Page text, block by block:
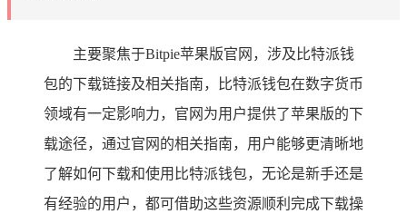
主要聚焦于Bitpie苹果版官网，涉及比特派钱
包的下载链接及相关指南，比特派钱包在数字货币
领域有一定影响力，官网为用户提供了苹果版的下
载途径，通过官网的相关指南，用户能够更清晰地
了解如何下载和使用比特派钱包，无论是新手还是
有经验的用户，都可借助这些资源顺利完成下载操